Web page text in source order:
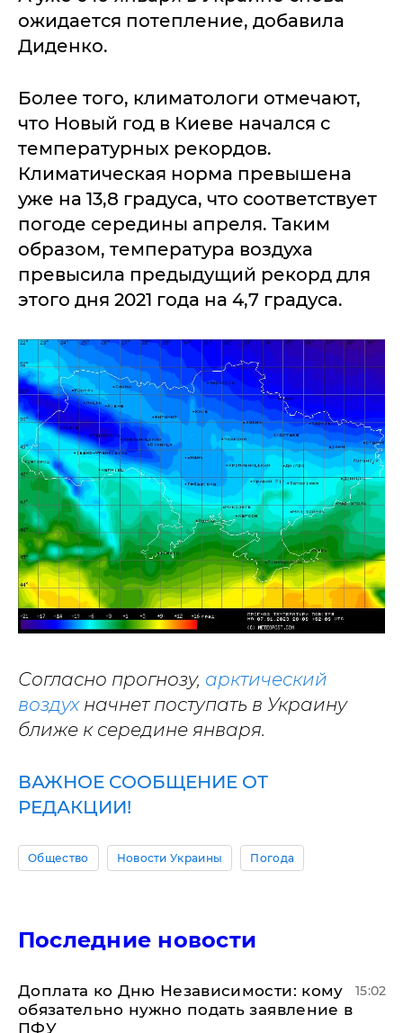
ожидается потепление, добавила
Диденко.
Более того, климатологи отмечают,
что Новый год в Киеве начался с
температурных рекордов.
Климатическая норма превышена
уже на 13,8 градуса, что соответствует
погоде середины апреля. Таким
образом, температура воздуха
превысила предыдущий рекорд для
этого дня 2021 года на 4,7 градуса.
Согласно прогнозу, арктический
воздухначнет поступать в Украину
ближе к середине января.
ВАЖНОЕ СООБЩЕНИЕ ОТ
РЕДАКЦИИ!
Общество Новости Украины Погода
Последние новости
Доплата ко Дню Независимости: кому
обязательно нужно подать заявление в
ПФУ
15:02